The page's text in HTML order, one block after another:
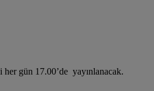
gün 17.00’de yayınlanacak.